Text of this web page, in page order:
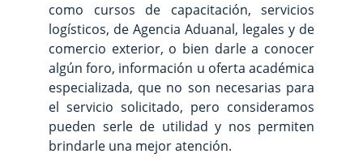
como cursos de capacitación, servicios
logísticos, de Agencia Aduanal, legales y de
comercio exterior, o bien darle a conocer
algún foro, información u oferta académica
especializada, que no son necesarias para
el servicio solicitado, pero consideramos
pueden serle de utilidad y nos permiten
brindarle una mejor atención.